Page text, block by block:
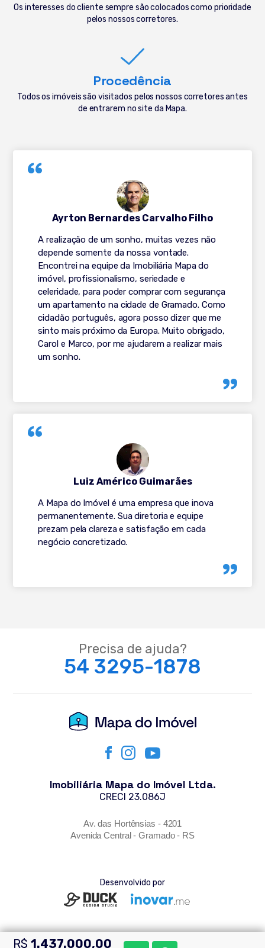
R$ 1.437.000,00
Os interesses do cliente sempre são colocados como prioridade
pelos nossos corretores.
Procedência
Todos os imóveis são visitados pelos nossos corretores antes
de entrarem no site da Mapa.
A realização de um sonho, muitas vezes não
depende somente da nossa vontade.
Encontrei na equipe da Imobiliária Mapa do
imóvel, profissionalismo, seriedade e
celeridade, para poder comprar com segurança
um apartamento na cidade de Gramado. Como
cidadão português, agora posso dizer que me
sinto mais próximo da Europa. Muito obrigado,
Carol e Marco, por me ajudarem a realizar mais
um sonho.
Ayrton Bernardes Carvalho Filho
A Mapa do Imóvel é uma empresa que inova
permanentemente. Sua diretoria e equipe
prezam pela clareza e satisfação em cada
negócio concretizado.
Luiz Américo Guimarães
Precisa de ajuda?
54 3295-1878
Imobiliária Mapa do Imóvel Ltda.
CRECI 23.086J
Av. das Hortênsias - 4201
Avenida Central - Gramado - RS
Desenvolvido por